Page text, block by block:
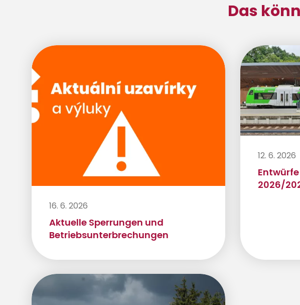
Das
16. 6. 2026
Aktuelle Sperrungen und
Betriebsunterbrechungen
12. 6. 2026
2026/